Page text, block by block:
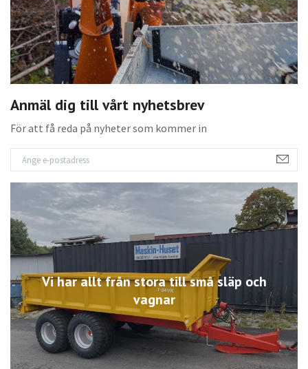
Anmäl dig till vårt nyhetsbrev
För att få reda på nyheter som kommer in
Vi har allt från stora till små släp och
vagnar